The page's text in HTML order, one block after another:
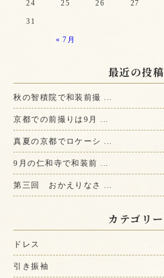
« 7月
24 25 26 27
31
最近の投稿
秋の智積院で和装前撮 ...
京都での前撮りは9月 ...
真夏の京都でロケーシ ...
9月の仁和寺で和装前 ...
第三回 おかえりなさ ...
カテゴリー
ドレス
引き振袖